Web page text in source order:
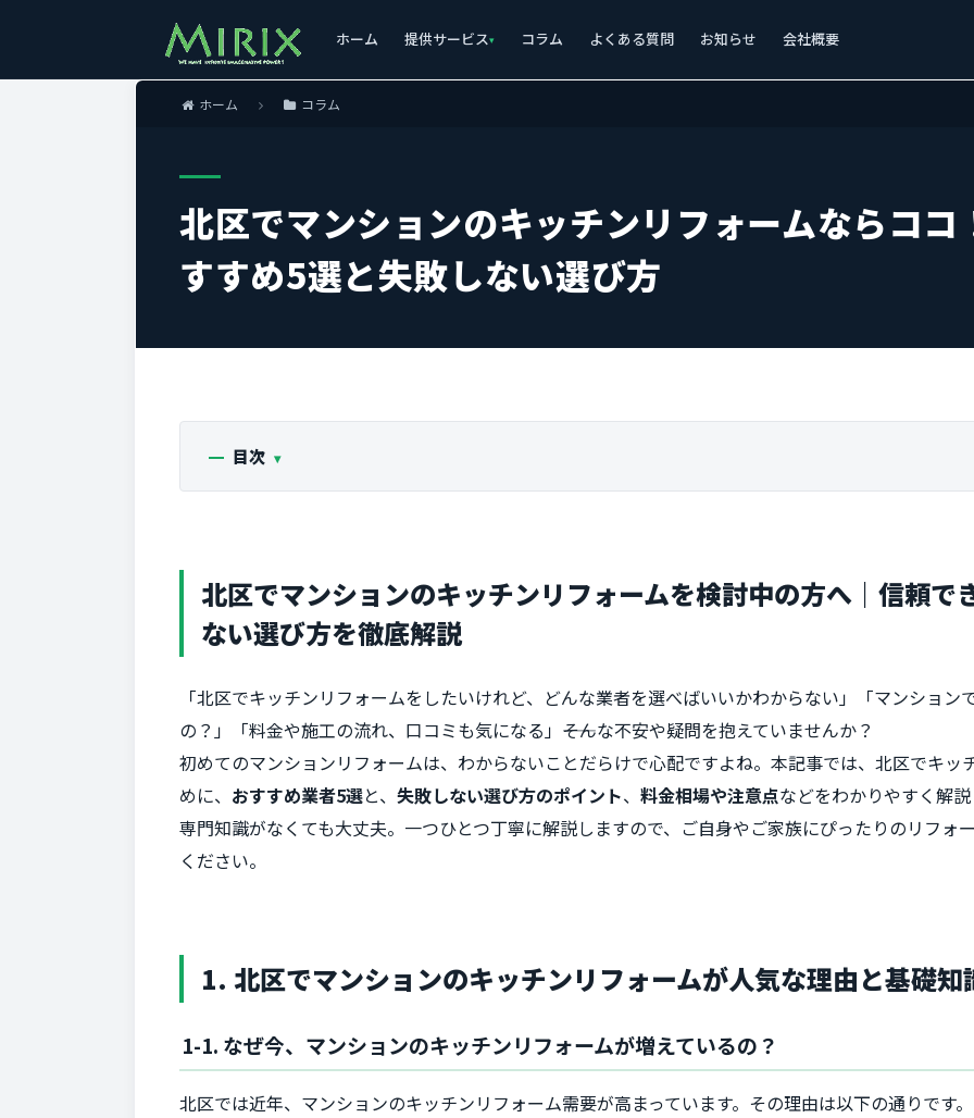
ホーム 提供サービス コラム よくある質問 お知らせ 会社概要
ホーム コラム
北区でマンションのキッチンリフォームならコ
すすめ5選と失敗しない選び方
目次
北区でマンションのキッチンリフォームを検討中の方へ｜信頼で
ない選び方を徹底解説
「北区でキッチンリフォームをしたいけれど、どんな業者を選べばいいかわからない」「マンション
の？」「料金や施工の流れ、口コミも気になる」――そんな不安や疑問を抱えていませんか？
初めてのマンションリフォームは、わからないことだらけで心配ですよね。本記事では、北区でキッ
めに、 おすすめ業者5選と、 失敗しない選び方のポイント、 料金相場や注意点などをわかりやすく解説
専門知識がなくても大丈夫。一つひとつ丁寧に解説しますので、ご自身やご家族にぴったりのリフォ
ください。
1. 北区でマンションのキッチンリフォームが人気な理由と基礎知
1-1. なぜ今、マンションのキッチンリフォームが増えているの？
北区では近年、マンションのキッチンリフォーム需要が高まっています。その理由は以下の通りです。